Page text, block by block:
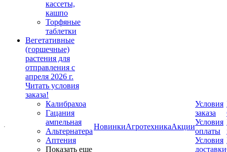
кассеты,
кашпо
Торфяные
таблетки
Вегетативные
(горшечные)
растения для
отправления с
апреля 2026 г.
Читать условия
заказа!
Калибрахоа
Гацания
ампельная
Альтернатера
Аптения
Показать еще
НовинкиАгротехникаАкции
Условия
заказа
Условия
оплаты
Условия
доставки